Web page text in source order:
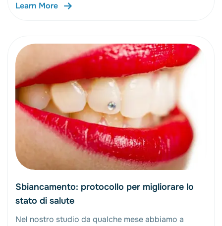
Learn More
Sbiancamento: protocollo per migliorare lo
stato di salute
Nel nostro studio da qualche mese abbiamo a